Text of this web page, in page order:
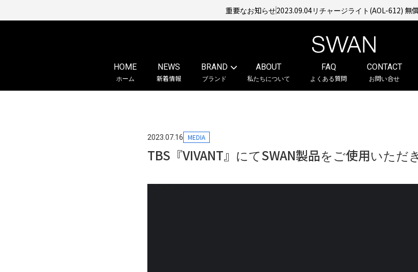
重要なお知らせ2023.09.04リチャージライト(AOL-612) 無
HOME
ホーム
NEWS
新着情報
BRAND
ブランド
ABOUT
私たちについて
FAQ
よくある質問
CONTACT
お問い合せ
2023.07.16 MEDIA
TBS『VIVANT』にてSWAN製品をご使用いただ